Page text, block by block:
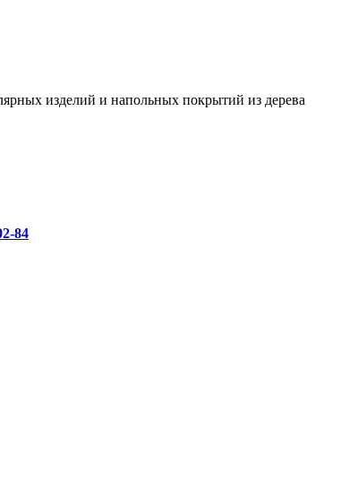
изделий и напольных покрытий из дерева
84